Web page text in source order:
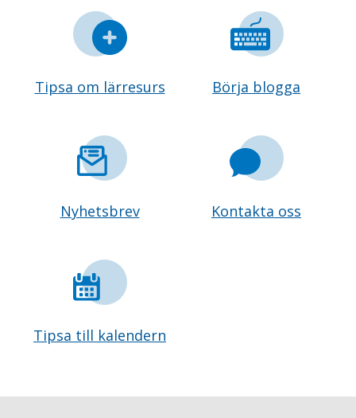
Tipsa om lärresurs Börja blogga
Nyhetsbrev Kontakta oss
Tipsa till kalendern